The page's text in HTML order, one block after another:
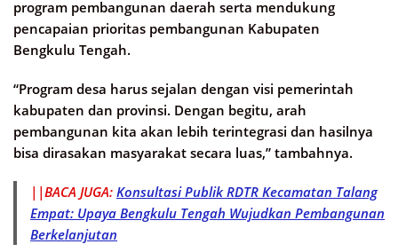
program pembangunan daerah serta mendukung
pencapaian prioritas pembangunan Kabupaten
Bengkulu Tengah.
“Program desa harus sejalan dengan visi pemerintah
kabupaten dan provinsi. Dengan begitu, arah
pembangunan kita akan lebih terintegrasi dan hasilnya
bisa dirasakan masyarakat secara luas,” tambahnya.
||BACA JUGA: Konsultasi Publik RDTR Kecamatan Talang
Empat: Upaya Bengkulu Tengah Wujudkan Pembangunan
Berkelanjutan